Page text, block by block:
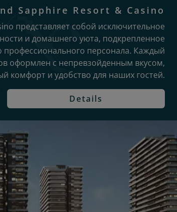
Sapphire Resort & Casino
представляет собой исключительное
и домашнего уюта, подкрепленное
персонала. Каждый
оформлен с непревзойденным вкусом,
комфорт и удобство для наших гостей.
Details